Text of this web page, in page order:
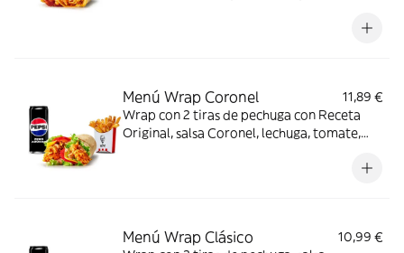
Menú Wrap Coronel
11,89 €
Wrap con 2 tiras de pechuga con Receta
Original, salsa Coronel, lechuga, tomate,
Menú Wrap Clásico
10,99 €